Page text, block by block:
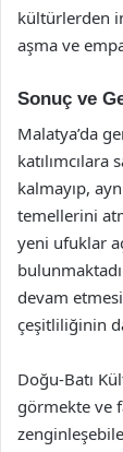
kültürlerden
aşma ve
Sonuç ve
Malatya’da
kalmayıp,
temellerini
yeni ufuklar
devam
çeşitliliğinin
Doğu-Batı
görmekte ve